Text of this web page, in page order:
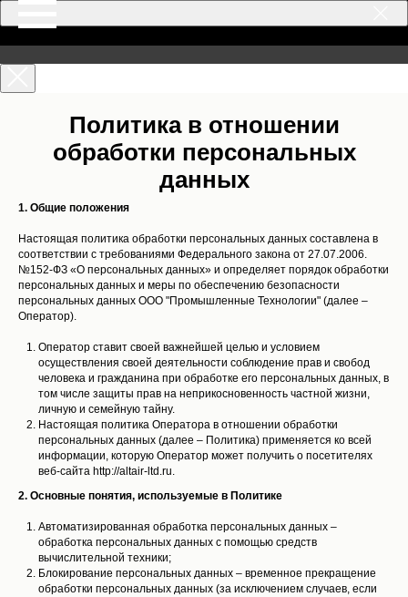
Политика в отношении
обработки персональных
данных
1. Общие положения
Настоящая политика обработки персональных данных составлена в
соответствии с требованиями Федерального закона от 27.07.2006.
№152-ФЗ «О персональных данных» и определяет порядок обработки
персональных данных и меры по обеспечению безопасности
персональных данных ООО "Промышленные Технологии" (далее –
Оператор).
Оператор ставит своей важнейшей целью и условием
осуществления своей деятельности соблюдение прав и свобод
человека и гражданина при обработке его персональных данных, в
том числе защиты прав на неприкосновенность частной жизни,
личную и семейную тайну.
Настоящая политика Оператора в отношении обработки
персональных данных (далее – Политика) применяется ко всей
информации, которую Оператор может получить о посетителях
веб-сайта http://altair-ltd.ru.
2. Основные понятия, используемые в Политике
Автоматизированная обработка персональных данных –
обработка персональных данных с помощью средств
вычислительной техники;
Блокирование персональных данных – временное прекращение
обработки персональных данных (за исключением случаев, если